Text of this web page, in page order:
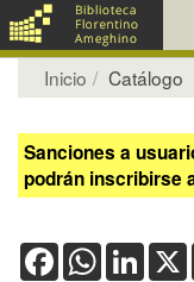
Inicio Catálogo
Sanciones a
podrán inscribirse
FacebookWhatsAppX